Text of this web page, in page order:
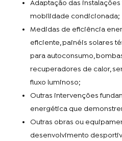
Adaptação das
mobilidade condicionada;
Medidas de eficiência
eficiente, painéis solares
para autoconsumo,
recuperadores de calor,
fluxo luminoso;
Outras intervenções
energética que
Outras obras ou
desenvolvimento